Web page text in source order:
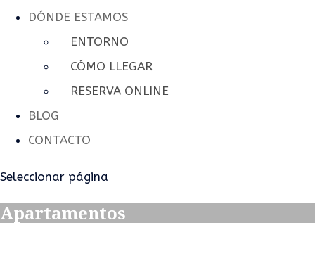
DÓNDE ESTAMOS
ENTORNO
CÓMO LLEGAR
RESERVA ONLINE
BLOG
CONTACTO
Seleccionar página
Apartamentos